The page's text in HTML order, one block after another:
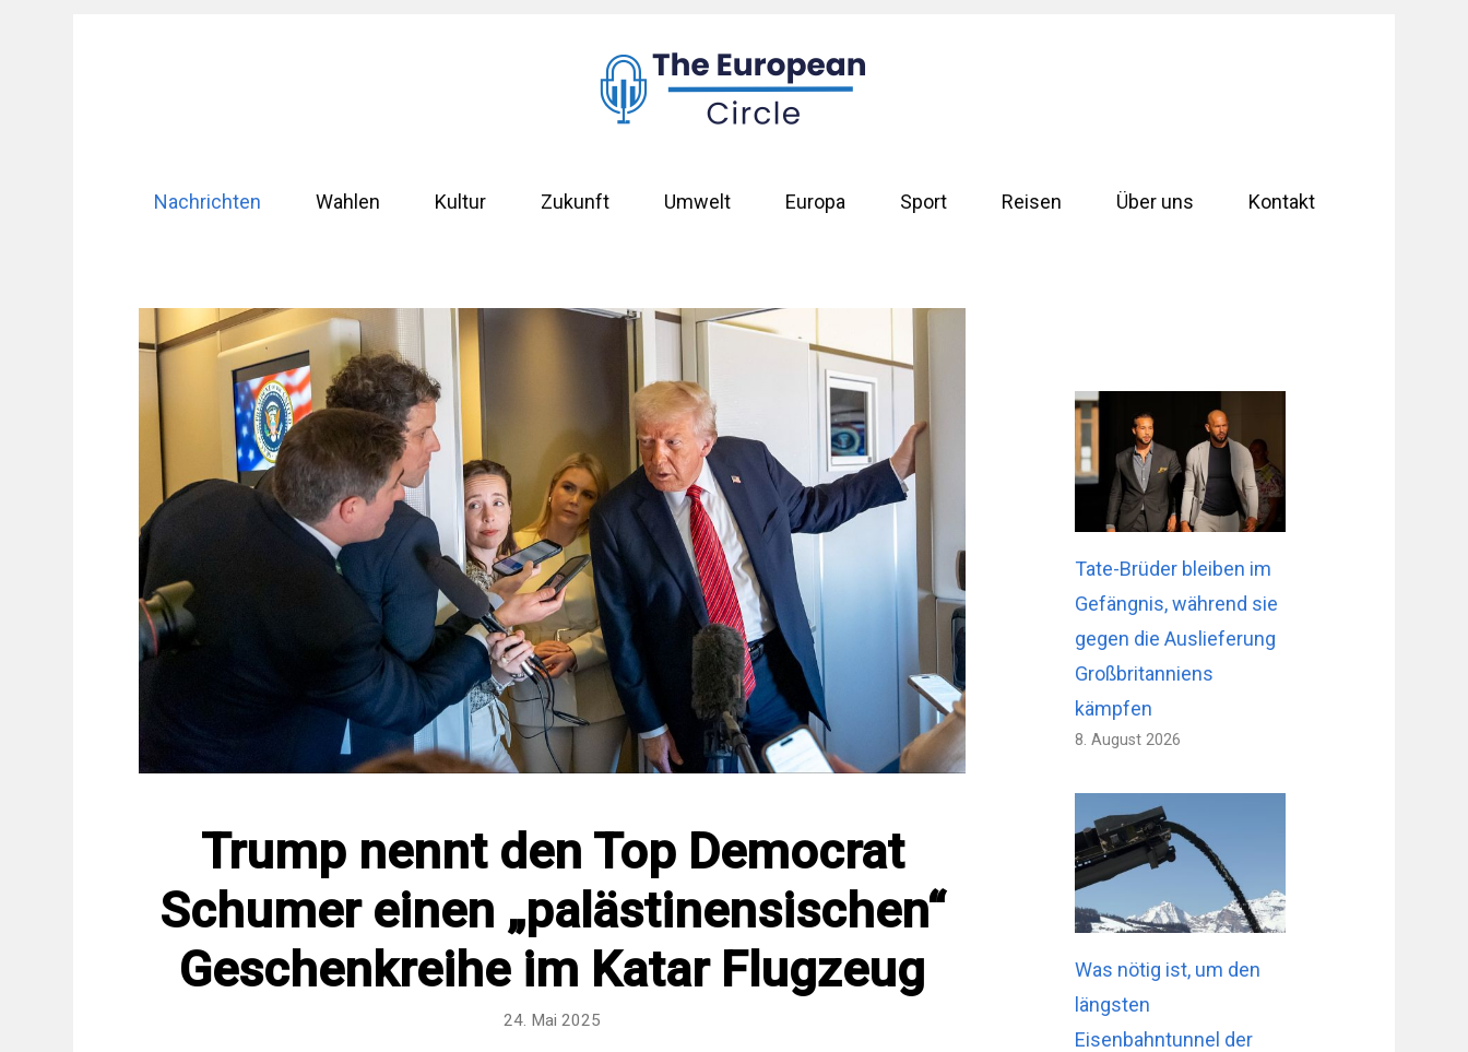
Nachrichten Wahlen Kultur Zukunft Umwelt Europa Sport Reisen Über uns Kontakt
Trump nennt den Top Democrat
Schumer einen „palästinensischen“
Geschenkreihe im Katar Flugzeug
24. Mai 2025
Tate-Brüder bleiben im
Gefängnis, während sie
gegen die Auslieferung
Großbritanniens
kämpfen
8. August 2026
Was nötig ist, um den
längsten
Eisenbahntunnel der